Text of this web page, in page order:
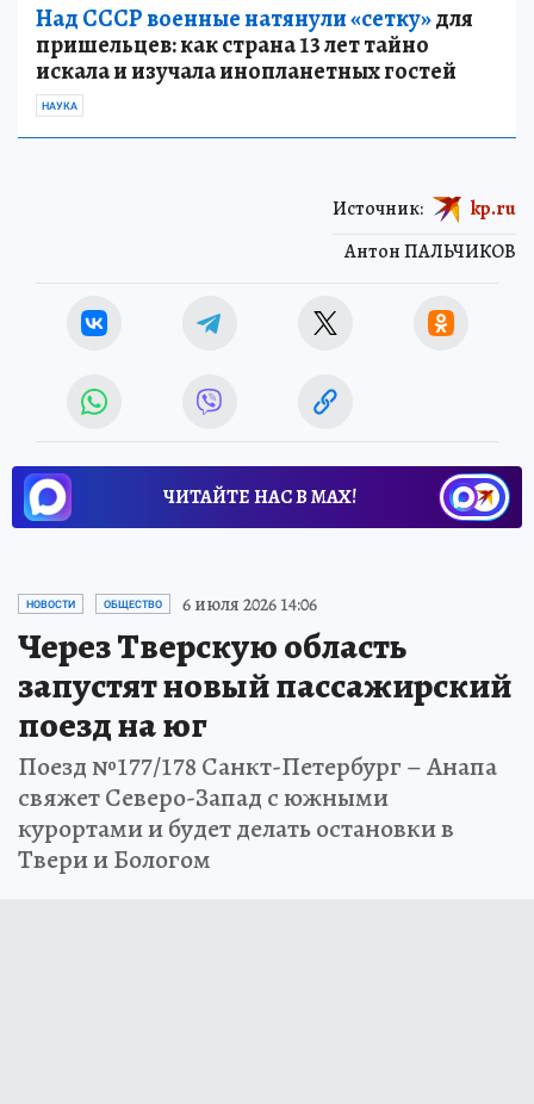
Над СССР военные натянули «сетку»для
пришельцев: как страна 13 лет тайно
искала и изучала инопланетных гостей
НАУКА
Антон ПАЛЬЧИКОВ
Источник: kp.ru
ЧИТАЙТЕ НАС В МАХ!
НОВОСТИ ОБЩЕСТВО 6 июля 2026 14:06
Через Тверскую область
запустят новый пассажирский
поезд на юг
Поезд №177/178 Санкт-Петербург – Анапа
свяжет Северо-Запад с южными
курортами и будет делать остановки в
Твери и Бологом